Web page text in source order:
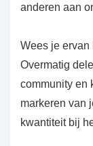
anderen aan
Wees je ervan
Overmatig
community en
markeren van
kwantiteit bij